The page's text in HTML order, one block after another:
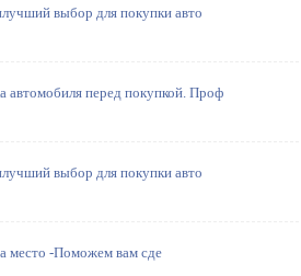
выбор для покупки авто
автомобиля перед покупкой. Проф
выбор для покупки авто
место -Поможем вам сде